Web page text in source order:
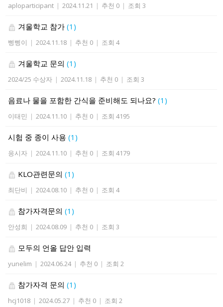
aploparticipant | 2024.11.21 | 추천 0 | 조회 3
겨울학교 참가(1)
삥삥이 | 2024.11.18 | 추천 0 | 조회 4
겨울학교 문의(1)
2024/25 수상자 | 2024.11.18 | 추천 0 | 조회 3
음료나 물을 포함한 간식을 준비해도 되나요?(1)
이태민 | 2024.11.10 | 추천 0 | 조회 4195
시험 중 종이 사용(1)
응시자 | 2024.11.10 | 추천 0 | 조회 4179
KLO관련문의(1)
최단비 | 2024.08.10 | 추천 0 | 조회 4
참가자격문의(1)
안성희 | 2024.08.09 | 추천 0 | 조회 3
모두의 언올 답안 입력
yunelim | 2024.06.24 | 추천 0 | 조회 2
참가자격 문의(1)
hcj1018 | 2024.05.27 | 추천 0 | 조회 2